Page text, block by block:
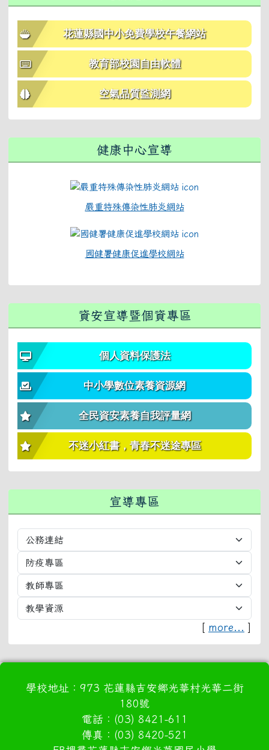
花蓮縣國中小免費學校午餐網站
教育部校園自由軟體
空氣品質監測網
健康中心宣導
嚴重特殊傳染性肺炎網站
國健署健康促進學校網站
資安宣導暨個資專區
個人資料保護法
中小學數位素養資源網
全民資安素養自我評量網
不迷小紅書，青春不迷途專區
宣導專區
[ more... ]
學校地址：973 花蓮縣吉安鄉光華村光華二街
180號
電話：(03) 8421-611
傳真：(03) 8420-521